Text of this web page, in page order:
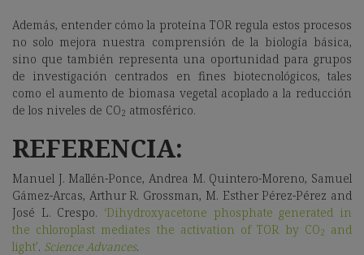
Además, entender cómo la proteína TOR regula estos procesos
no solo mejora nuestra comprensión de la biología básica,
sino que también representa una oportunidad para grupos
de investigación centrados en fines biotecnológicos, tales
como el aumento de biomasa vegetal acoplado a la reducción
de los niveles de CO2 atmosférico.
REFERENCIA:
Manuel J. Mallén-Ponce, Andrea M. Quintero-Moreno, Samuel
Gámez-Arcas, Arthur R. Grossman, M. Esther Pérez-Pérez and
José L. Crespo. ‘Dihydroxyacetone phosphate generated in
the chloroplast mediates the activation of TOR by CO2
and
light’. Science Advances.